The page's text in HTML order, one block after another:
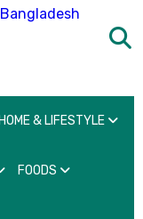
HOME & LIFESTYLE
FOODS